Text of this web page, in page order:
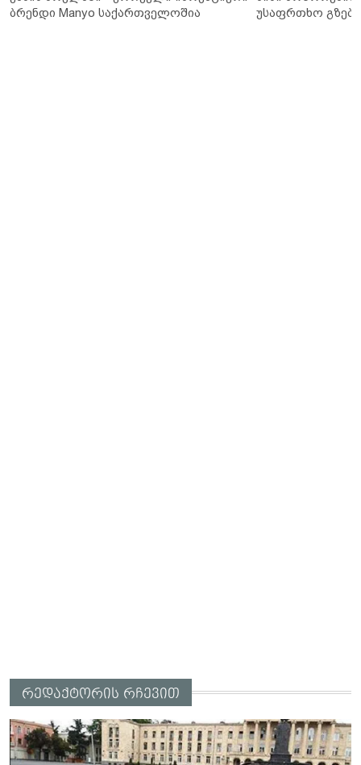
ბრენდი Manyo საქართველოშია
უსაფრთხო გზები
რედაქტორის რჩევით